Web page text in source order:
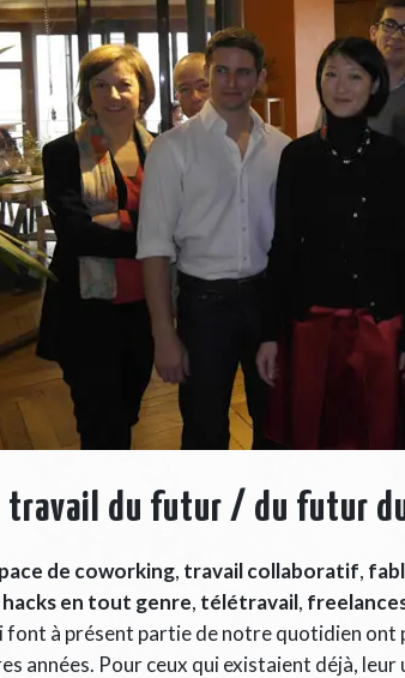
travail du futur / du futur
de coworking, travail collaboratif,
hacks en tout genre, télétravail,
font à présent partie de notre quotidien ont
années. Pour ceux qui existaient déjà,